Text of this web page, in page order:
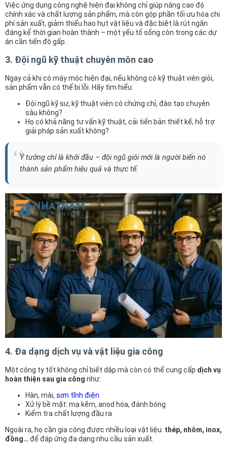
Việc ứng dụng công nghệ hiện đại không chỉ giúp nâng cao độ
chính xác và chất lượng sản phẩm, mà còn góp phần tối ưu hóa chi
phí sản xuất, giảm thiểu hao hụt vật liệu và đặc biệt là rút ngắn
đáng kể thời gian hoàn thành – một yếu tố sống còn trong các dự
án cần tiến độ gấp.
3. Đội ngũ kỹ thuật chuyên môn cao
Ngay cả khi có máy móc hiện đại, nếu không có kỹ thuật viên giỏi,
sản phẩm vẫn có thể bị lỗi. Hãy tìm hiểu:
Đội ngũ kỹ sư, kỹ thuật viên có chứng chỉ, đào tạo chuyên
sâu không?
Họ có khả năng tư vấn kỹ thuật, cải tiến bản thiết kế, hỗ trợ
giải pháp sản xuất không?
Ý tưởng chỉ là khởi đầu – đội ngũ giỏi mới là người biến nó
thành sản phẩm hiệu quả và thực tế.
4. Đa dạng dịch vụ và vật liệu gia công
Một công ty tốt không chỉ biết dập mà còn có thể cung cấp dịch vụ
hoàn thiện sau gia công như:
Hàn, mài, sơn tĩnh điện
Xử lý bề mặt: mạ kẽm, anod hóa, đánh bóng
Kiểm tra chất lượng đầu ra
Ngoài ra, họ cần gia công được nhiều loại vật liệu: thép, nhôm, inox,
đồng… để đáp ứng đa dạng nhu cầu sản xuất.